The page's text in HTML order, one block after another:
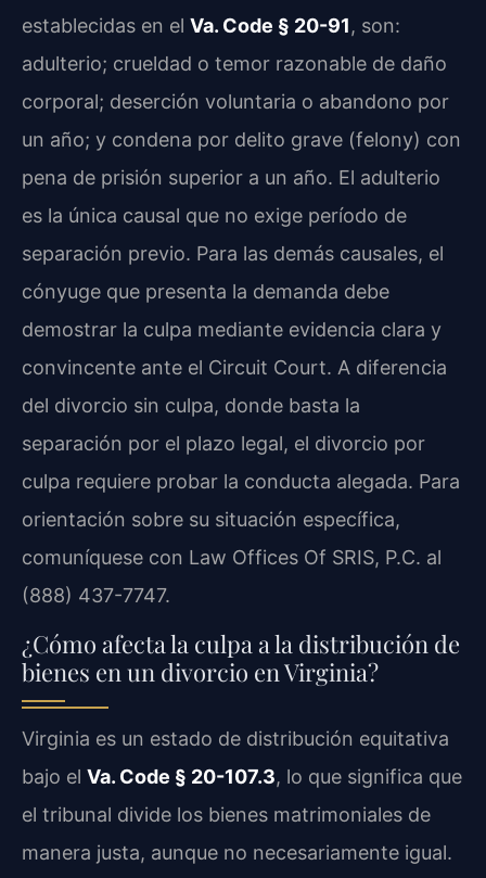
establecidas en el Va. Code § 20-91, son:
adulterio; crueldad o temor razonable de daño
corporal; deserción voluntaria o abandono por
un año; y condena por delito grave (felony) con
pena de prisión superior a un año. El adulterio
es la única causal que no exige período de
separación previo. Para las demás causales, el
cónyuge que presenta la demanda debe
demostrar la culpa mediante evidencia clara y
convincente ante el Circuit Court. A diferencia
del divorcio sin culpa, donde basta la
separación por el plazo legal, el divorcio por
culpa requiere probar la conducta alegada. Para
orientación sobre su situación específica,
comuníquese con Law Offices Of SRIS, P.C. al
(888) 437-7747.
¿Cómo afecta la culpa a la distribución de
bienes en un divorcio en Virginia?
Virginia es un estado de distribución equitativa
bajo el Va. Code § 20-107.3, lo que significa que
el tribunal divide los bienes matrimoniales de
manera justa, aunque no necesariamente igual.